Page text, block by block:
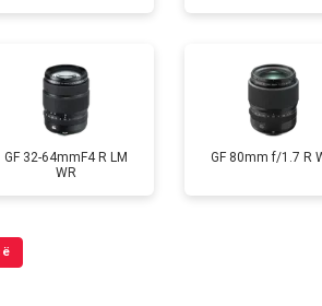
GF 32-64mmF4 R LM
WR
GF 80mm f/1.7 R